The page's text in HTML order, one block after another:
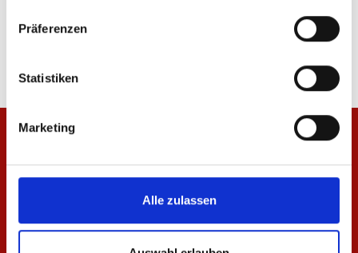
Präferenzen
Statistiken
Marketing
Alle zulassen
84,95 €